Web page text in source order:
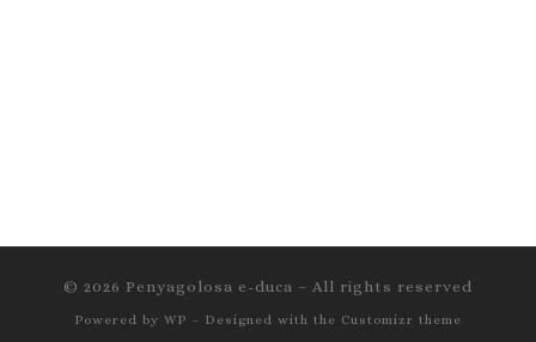
© 2026 Penyagolosa e-duca – All rights reserved
Powered by WP – Designed with the Customizr theme